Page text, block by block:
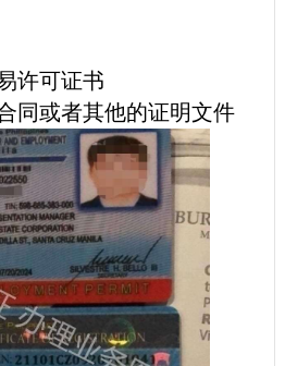
许可证书
同或者其他的证明文件